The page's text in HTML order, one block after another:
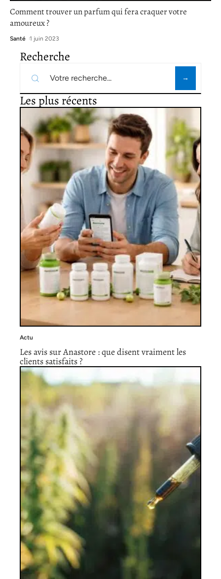
Comment trouver un parfum qui fera craquer votre
amoureux ?
Santé 1 juin 2023
Recherche
Les plus récents
Actu
Les avis sur Anastore : que disent vraiment les
clients satisfaits ?